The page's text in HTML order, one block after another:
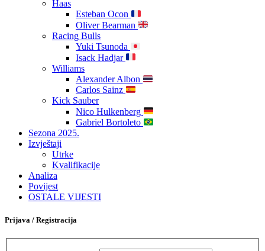
Haas
Esteban Ocon
Oliver Bearman
Racing Bulls
Yuki Tsunoda
Isack Hadjar
Williams
Alexander Albon
Carlos Sainz
Kick Sauber
Nico Hulkenberg
Gabriel Bortoleto
Sezona 2025.
Izvještaji
Utrke
Kvalifikacije
Analiza
Povijest
OSTALE VIJESTI
Prijava / Registracija